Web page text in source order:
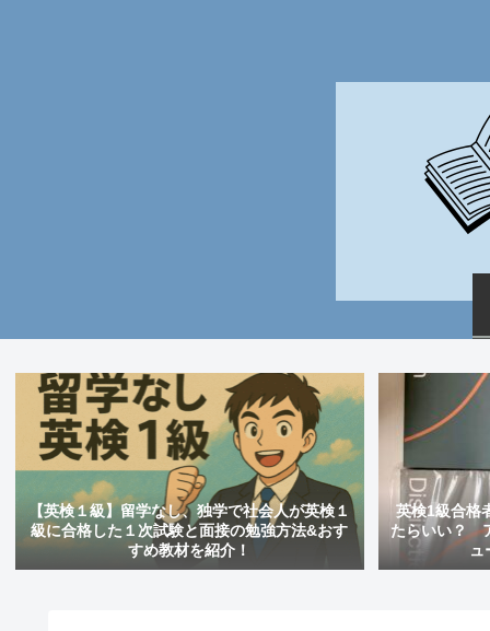
【英検１級】留学なし、独学で社会人が英検１
級に合格した１次試験と面接の勉強方法&おす
すめ教材を紹介！
英検1級合格
たらいい？